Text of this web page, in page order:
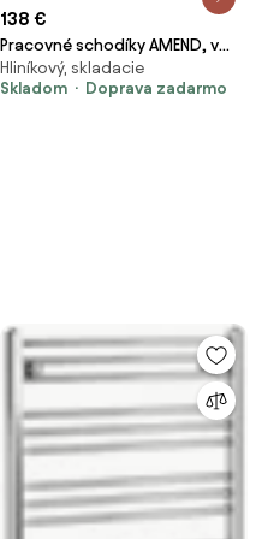
138 €
Pracovné schodíky AMEND, v
540 mm
Hliníkový, skladacie
Skladom
Doprava zadarmo